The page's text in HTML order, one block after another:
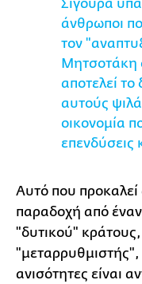
Σίγουρα
άνθρωποι
τον
Μητσοτάκη
αποτελεί το
αυτούς
οικονομία
επενδύσεις
Αυτό που προκαλεί
παραδοχή από
"δυτικού"
"μεταρρυθμιστής",
ανισότητες είναι